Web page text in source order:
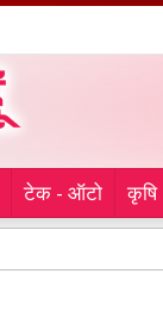
टेक - ऑटो कृषि